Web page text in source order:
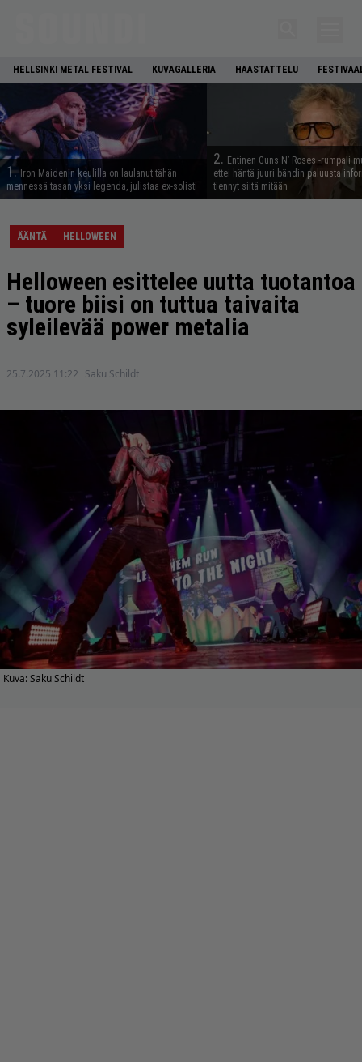
HELLSINKI METAL FESTIVAL KUVAGALLERIA HAASTATTELU
1. Iron Maidenin keulilla on laulanut tähän
mennessä tasan yksi legenda, julistaa ex-solisti
2. Entinen Guns N’ Roses -rumpali
ettei häntä juuri bändin paluusta
tiennyt siitä mitään
ÄÄNTÄ HELLOWEEN
Helloween esittelee uutta tuotantoa
– tuore biisi on tuttua taivaita
syleilevää power metalia
25.7.2025 11:22 Saku Schildt
Kuva: Saku Schildt